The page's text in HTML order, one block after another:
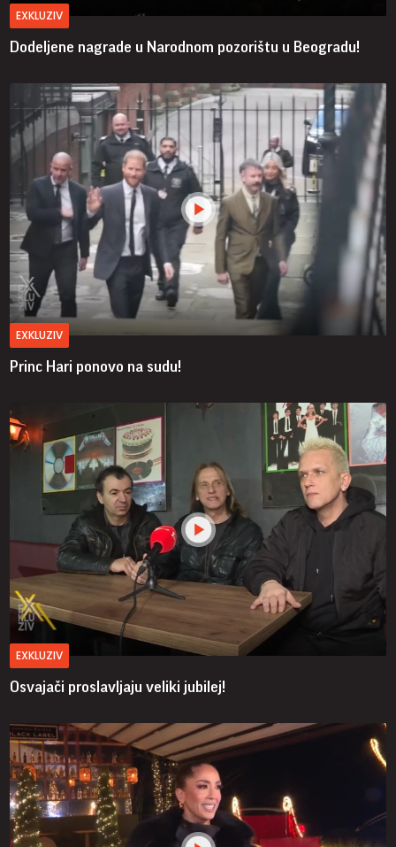
EXKLUZIV
Dodeljene nagrade u Narodnom pozorištu u Beogradu!
EXKLUZIV
Princ Hari ponovo na sudu!
EXKLUZIV
Osvajači proslavljaju veliki jubilej!